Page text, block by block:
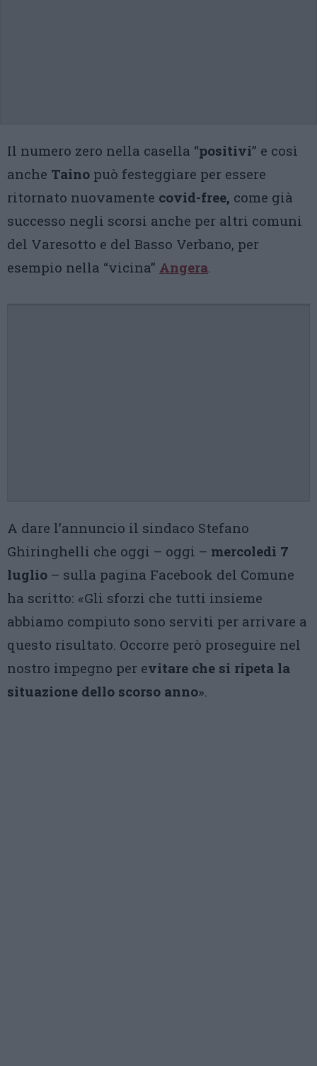
Il numero zero nella casella “positivi” e così
anche Taino può festeggiare per essere
ritornato nuovamente covid-free, come già
successo negli scorsi anche per altri comuni
del Varesotto e del Basso Verbano, per
esempio nella “vicina” Angera.
A dare l’annuncio il sindaco Stefano
Ghiringhelli che oggi – oggi – mercoledì 7
luglio – sulla pagina Facebook del Comune
ha scritto: «Gli sforzi che tutti insieme
abbiamo compiuto sono serviti per arrivare a
questo risultato. Occorre però proseguire nel
nostro impegno per evitare che si ripeta la
situazione dello scorso anno».